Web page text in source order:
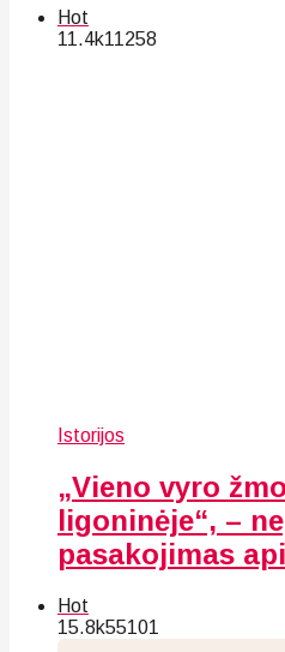
Hot
11.4k11258
Istorijos
„Vieno vyro
ligoninėje“, –
pasakojimas
Hot
15.8k55101